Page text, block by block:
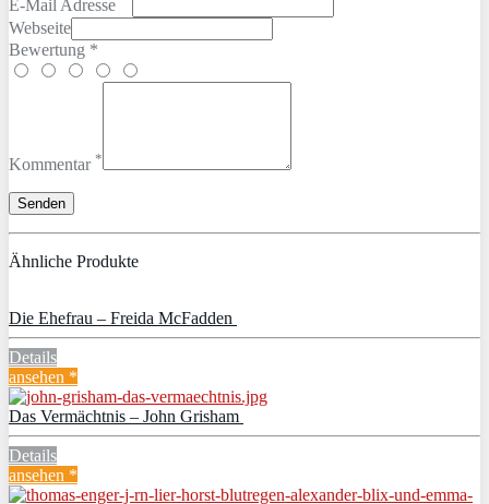
E-Mail Adresse
Webseite
Bewertung *
Kommentar *
Ähnliche Produkte
Die Ehefrau – Freida McFadden
Details
ansehen *
Das Vermächtnis – John Grisham
Details
ansehen *